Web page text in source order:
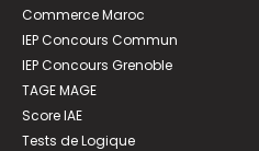
Commerce Maroc
IEP Concours Commun
IEP Concours Grenoble
TAGE MAGE
Score IAE
Tests de Logique